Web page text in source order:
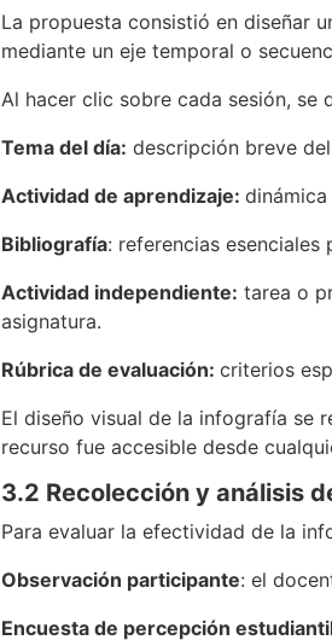
La propuesta consistió en diseñar
mediante un eje temporal o
Al hacer clic sobre cada sesión, se
Tema del día: descripción breve
Actividad de aprendizaje:
Bibliografía: referencias
Actividad independiente: tarea o
asignatura.
Rúbrica de evaluación: criterios
El diseño visual de la infografía se
recurso fue accesible desde
3.2 Recolección y análisis
Para evaluar la efectividad de la
Observación participante: el
Encuesta de percepción